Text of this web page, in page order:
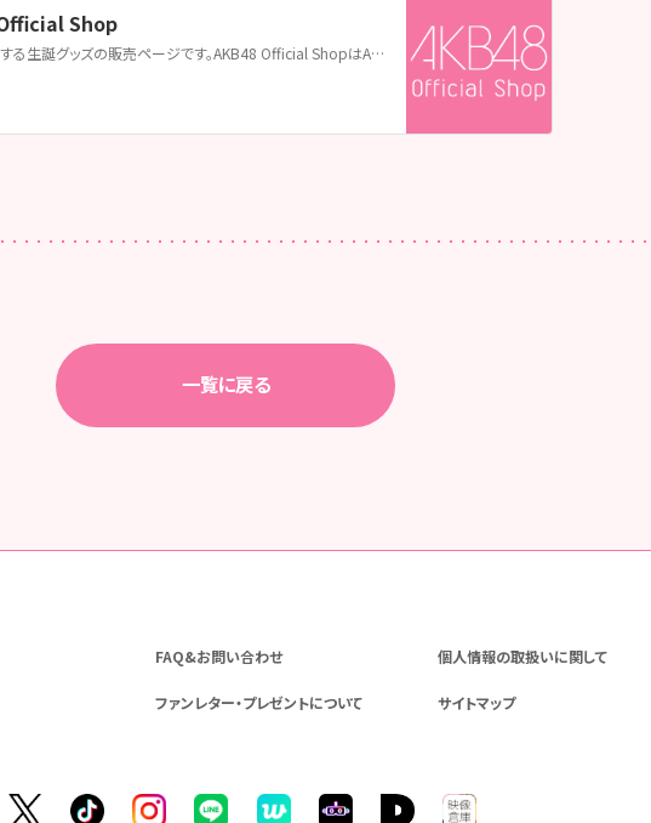
Shop
AKB48 Official Shopが販売する生誕グッズの販売ページです。AKB48 Official ShopはAKB48の公式通販サイトです。メンバー個別グッズやライブグッズ、生誕グッズ、生写真をはじめ、CDやDVD&Blu-rayも取扱い中！
一覧に戻る
FAQ&お問い合わせ 個人情報の取扱いに関して
ファンレター・プレゼントについて サイトマップ